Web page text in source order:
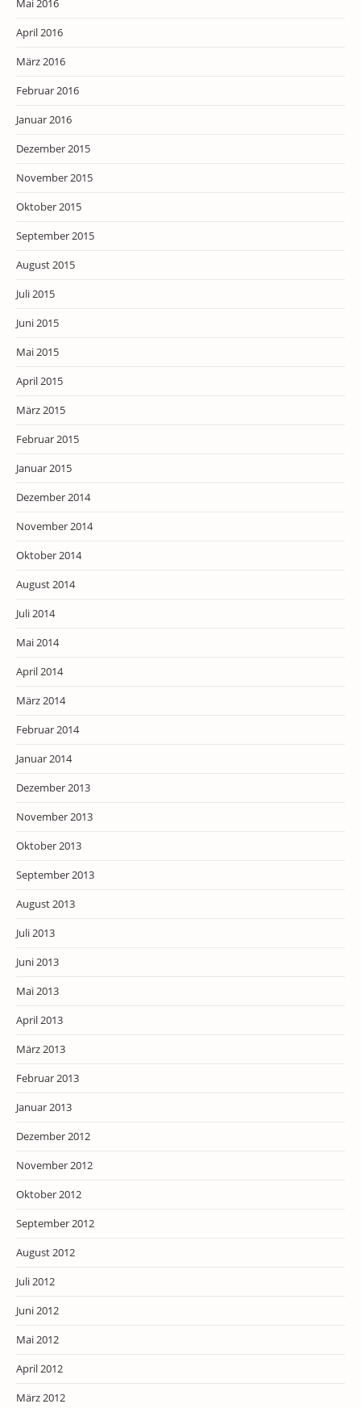
Mai 2016
April 2016
März 2016
Februar 2016
Januar 2016
Dezember 2015
November 2015
Oktober 2015
September 2015
August 2015
Juli 2015
Juni 2015
Mai 2015
April 2015
März 2015
Februar 2015
Januar 2015
Dezember 2014
November 2014
Oktober 2014
August 2014
Juli 2014
Mai 2014
April 2014
März 2014
Februar 2014
Januar 2014
Dezember 2013
November 2013
Oktober 2013
September 2013
August 2013
Juli 2013
Juni 2013
Mai 2013
April 2013
März 2013
Februar 2013
Januar 2013
Dezember 2012
November 2012
Oktober 2012
September 2012
August 2012
Juli 2012
Juni 2012
Mai 2012
April 2012
März 2012